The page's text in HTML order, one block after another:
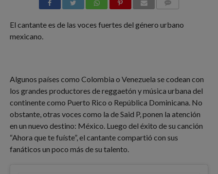
El cantante es de las voces fuertes del género urbano
mexicano.
Algunos países como Colombia o Venezuela se codean con
los grandes productores de reggaetón y música urbana del
continente como Puerto Rico o República Dominicana. No
obstante, otras voces como la de Said P, ponen la atención
en un nuevo destino: México. Luego del éxito de su canción
“Ahora que te fuíste”, el cantante compartió con sus
fanáticos un poco más de su talento.